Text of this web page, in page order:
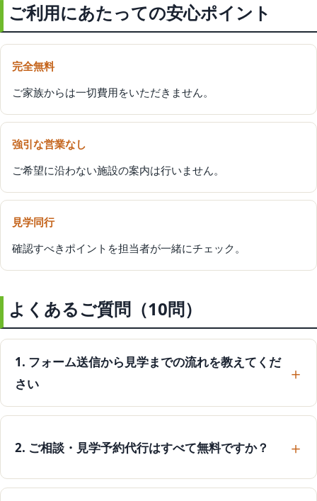
ご利用にあたっての安心ポイント
完全無料
ご家族からは一切費用をいただきません。
強引な営業なし
ご希望に沿わない施設の案内は行いません。
見学同行
確認すべきポイントを担当者が一緒にチェック。
よくあるご質問（10問）
1. フォーム送信から見学までの流れを教えてくだ
さい
2. ご相談・見学予約代行はすべて無料ですか？